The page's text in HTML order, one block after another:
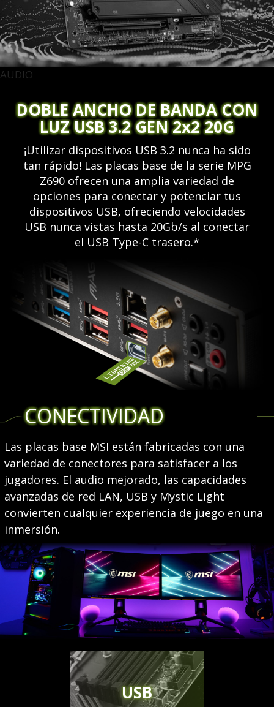
AUDIO
DOBLE ANCHO DE BANDA CON
LUZ USB 3.2 GEN 2x2 20G
¡Utilizar dispositivos USB 3.2 nunca ha sido
tan rápido! Las placas base de la serie MPG
Z690 ofrecen una amplia variedad de
opciones para conectar y potenciar tus
dispositivos USB, ofreciendo velocidades
USB nunca vistas hasta 20Gb/s al conectar
el USB Type-C trasero.*
CONECTIVIDAD
Las placas base MSI están fabricadas con una
variedad de conectores para satisfacer a los
jugadores. El audio mejorado, las capacidades
avanzadas de red LAN, USB y Mystic Light
convierten cualquier experiencia de juego en una
inmersión.
USB